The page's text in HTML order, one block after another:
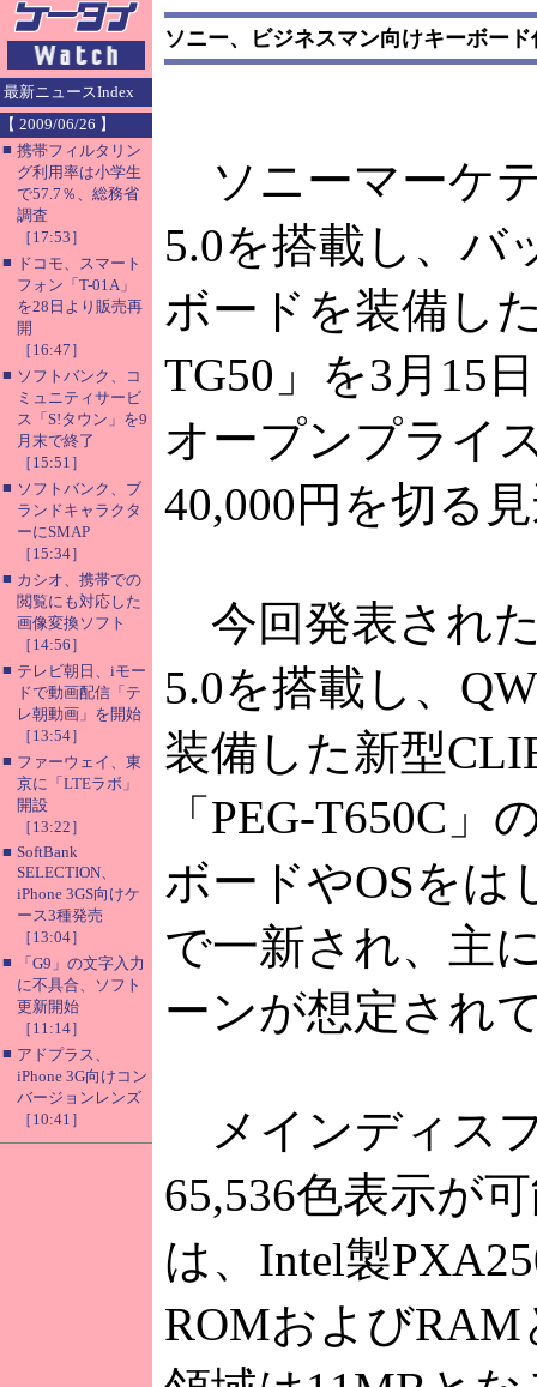
最新ニュースIndex
【 2009/06/26 】
■ 携帯フィルタリン
グ利用率は小学生
で57.7％、総務省
調査
［17:53］
■ ドコモ、スマート
フォン「T-01A」
を28日より販売再
開
［16:47］
■ ソフトバンク、コ
ミュニティサービ
ス「S!タウン」を9
月末で終了
［15:51］
■ ソフトバンク、ブ
ランドキャラクタ
ーにSMAP
［15:34］
■ カシオ、携帯での
閲覧にも対応した
画像変換ソフト
［14:56］
■ テレビ朝日、iモー
ドで動画配信「テ
レ朝動画」を開始
［13:54］
■ ファーウェイ、東
京に「LTEラボ」
開設
［13:22］
■ SoftBank
SELECTION、
iPhone 3GS向けケ
ース3種発売
［13:04］
■
「G9」の文字入力
に不具合、ソフト
更新開始
［11:14］
■ アドプラス、
iPhone 3G向けコン
バージョンレンズ
［10:41］
ソニー、ビジネスマン向けキーボー
ソニーマーケ
5.0を搭載し、バ
ボードを装備し
TG50」を3月15
オープンプライ
40,000円を切る
今回発表された
5.0を搭載し、
装備した新型
「PEG-T650C
ボードやOSをは
で一新され、主
ーンが想定され
メインディス
65,536色表示が
は、Intel製
ROMおよび